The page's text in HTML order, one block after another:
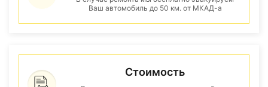
Ваш автомобиль до 50 км. от МКАД-а
Стоимость